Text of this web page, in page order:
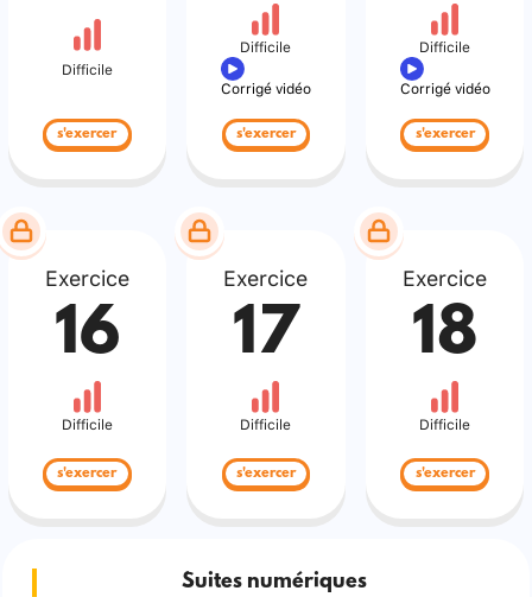
Difficile
s'exercer
Difficile
Corrigé vidéo
s'exercer
Difficile
Corrigé vidéo
s'exercer
Exercice
16
Difficile
s'exercer
Exercice
17
Difficile
s'exercer
Exercice
18
Difficile
s'exercer
Suites numériques